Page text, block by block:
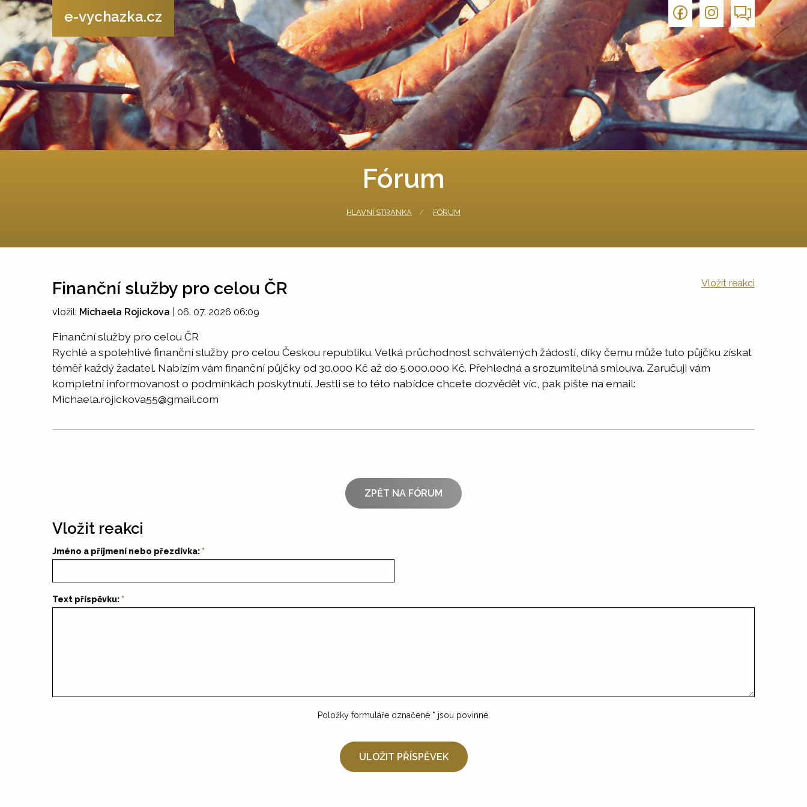
e-vychazka.cz
Fórum
HLAVNÍ STRÁNKA FÓRUM
Finanční služby pro celou ČR Vložit reakci
vložil: Michaela Rojickova 06. 07. 2026 06:09
Finanční služby pro celou ČR
Rychlé a spolehlivé finanční služby pro celou Českou republiku. Velká průchodnost schválených žádostí, díky čemu může tuto půjčku získat
téměř každý žadatel. Nabízím vám finanční půjčky od 30.000 Kč až do 5.000.000 Kč. Přehledná a srozumitelná smlouva. Zaručuji vám
kompletní informovanost o podmínkách poskytnutí. Jestli se to této nabídce chcete dozvědět víc, pak pište na email:
Michaela.rojickova55@gmail.com
ZPĚT NA FÓRUM
Vložit reakci
Jméno a příjmení nebo přezdívka:
Text příspěvku:
Položky formuláře označené * jsou povinné.